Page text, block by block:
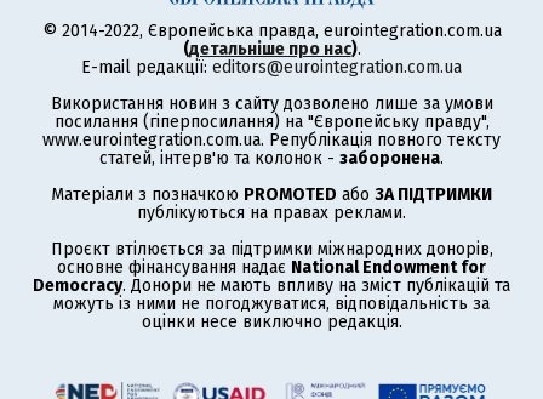
© 2014-2022, Європейська правда, eurointegration.com.ua
(детальніше про нас).
E-mail редакції: editors@eurointegration.com.ua
Використання новин з сайту дозволено лише за умови
посилання (гіперпосилання) на "Європейську правду",
www.eurointegration.com.ua. Републікація повного тексту
статей, інтерв'ю та колонок - заборонена.
Матеріали з позначкою PROMOTED або ЗА ПІДТРИМКИ
публікуються на правах реклами.
Проєкт втілюється за підтримки міжнародних донорів,
основне фінансування надає National Endowment for
Democracy. Донори не мають впливу на зміст публікацій та
можуть із ними не погоджуватися, відповідальність за
оцінки несе виключно редакція.